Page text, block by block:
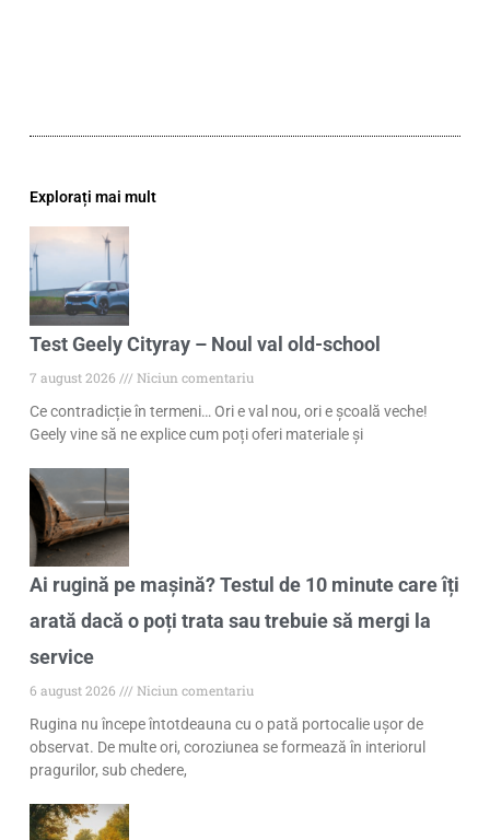
Explorați mai mult
Test Geely Cityray – Noul val old-school
7 august 2026
Niciun comentariu
Ce contradicție în termeni… Ori e val nou, ori e școală veche!
Geely vine să ne explice cum poți oferi materiale și
Ai rugină pe mașină? Testul de 10 minute care îți
arată dacă o poți trata sau trebuie să mergi la
service
6 august 2026
Niciun comentariu
Rugina nu începe întotdeauna cu o pată portocalie ușor de
observat. De multe ori, coroziunea se formează în interiorul
pragurilor, sub chedere,